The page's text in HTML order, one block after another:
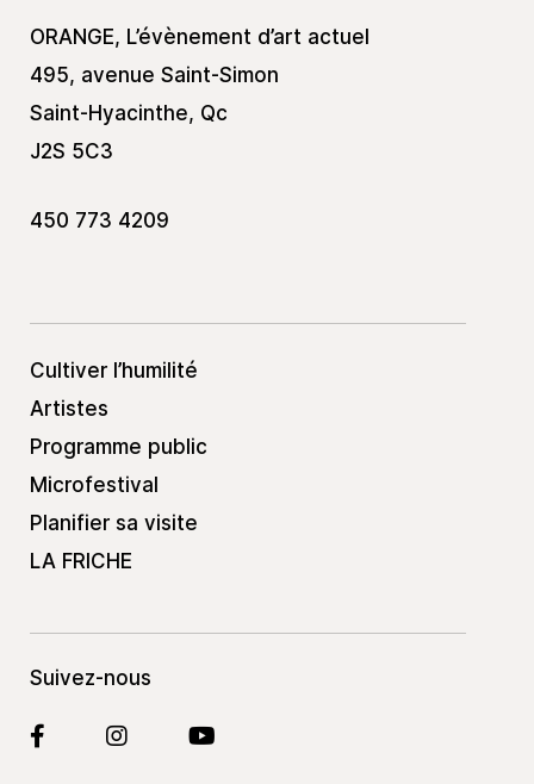
ORANGE, L’évènement d’art actuel
495, avenue Saint-Simon
Saint-Hyacinthe, Qc
J2S 5C3
450 773 4209
Cultiver l’humilité
Artistes
Programme public
Microfestival
Planifier sa visite
LA FRICHE
Suivez-nous